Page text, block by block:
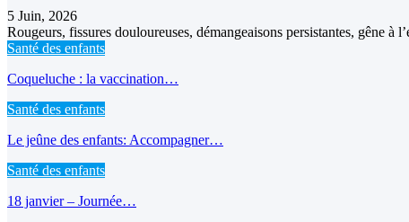
5 Juin, 2026
Rougeurs, fissures douloureuses, démangeaisons persistantes, gêne à
Santé des enfants
Coqueluche : la vaccination…
Santé des enfants
Le jeûne des enfants: Accompagner…
Santé des enfants
18 janvier – Journée…